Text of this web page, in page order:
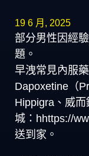
19 6 月, 2025
部分男性因經
題。
早洩常見內服
Dapoxetine（
Hippigra、威
城：hhttps://
送到家。